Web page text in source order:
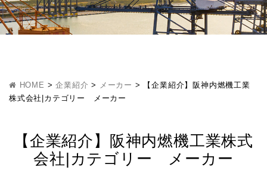
HOME >企業紹介 > メーカー >
【企業紹介】阪神内燃機工業
株式会社|カテゴリー メーカー
【企業紹介】阪神内燃機工業株式
会社|カテゴリー メーカー